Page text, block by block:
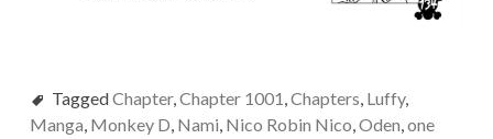
TaggedChapter,Chapter 1001,Chapters, Luffy,
Manga, Monkey D, Nami, Nico Robin Nico,Oden,one